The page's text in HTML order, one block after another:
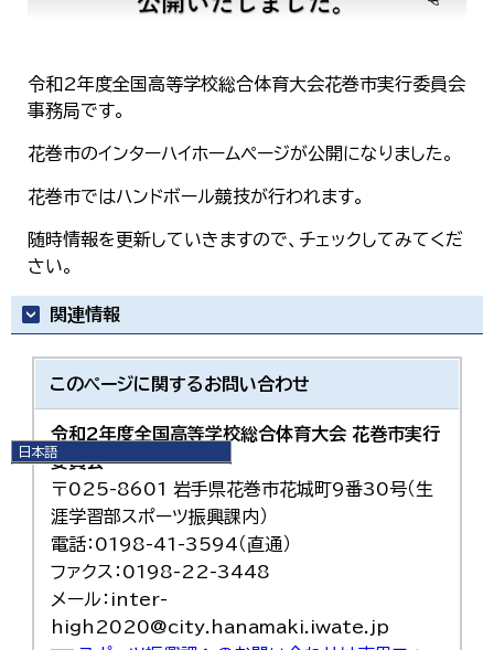
日本語
日本語
English
한국어
简体中文
令和2年度全国高等学校総合体育大会花巻市実行委員会
事務局です。
花巻市のインターハイホームページが公開になりました。
花巻市ではハンドボール競技が行われます。
随時情報を更新していきますので、チェックしてみてくだ
さい。
関連情報
このページに関するお問い合わせ
令和2年度全国高等学校総合体育大会 花巻市実行
委員会
〒025-8601 岩手県花巻市花城町9番30号（生
涯学習部スポーツ振興課内）
電話：0198-41-3594（直通）
ファクス：0198-22-3448
メール：inter-
high2020@city.hanamaki.iwate.jp